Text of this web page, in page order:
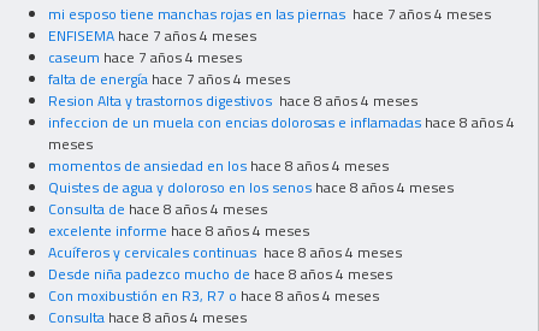
mi esposo tiene manchas rojas en las piernas hace 7 años 4 meses
ENFISEMA hace 7 años 4 meses
caseum hace 7 años 4 meses
falta de energía hace 7 años 4 meses
Resion Alta y trastornos digestivos hace 8 años 4 meses
infeccion de un muela con encias dolorosas e inflamadas hace 8 años 4
meses
momentos de ansiedad en los hace 8 años 4 meses
Quistes de agua y doloroso en los senos hace 8 años 4 meses
Consulta de hace 8 años 4 meses
excelente informe hace 8 años 4 meses
Acuíferos y cervicales continuas hace 8 años 4 meses
Desde niña padezco mucho de hace 8 años 4 meses
Con moxibustión en R3, R7 o hace 8 años 4 meses
Consulta hace 8 años 4 meses